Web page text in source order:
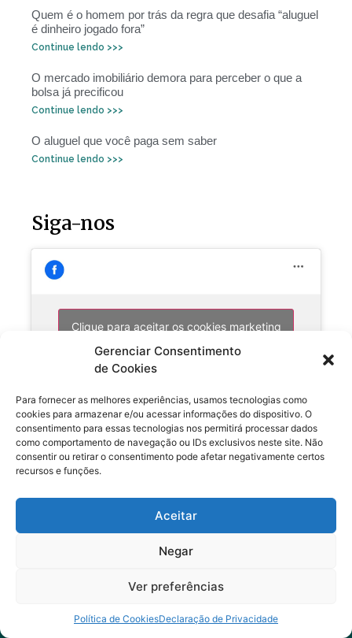
Gerenciar Consentimento
de Cookies
Para fornecer as melhores experiências, usamos tecnologias como
cookies para armazenar e/ou acessar informações do dispositivo. O
consentimento para essas tecnologias nos permitirá processar dados
como comportamento de navegação ou IDs exclusivos neste site. Não
consentir ou retirar o consentimento pode afetar negativamente certos
recursos e funções.
Aceitar
Negar
Ver preferências
Política de CookiesDeclaração de Privacidade
Quem é o homem por trás da regra que desafia “aluguel
é dinheiro jogado fora”
Continue lendo >>>
O mercado imobiliário demora para perceber o que a
bolsa já precificou
Continue lendo >>>
O aluguel que você paga sem saber
Continue lendo >>>
Siga-nos
Clique para aceitar os cookies marketing
e ativar este conteúdo
Assine nossa newsletter e receba relatórios,
relatórios de ativos de mercado por Daniel Nigri e seu time de